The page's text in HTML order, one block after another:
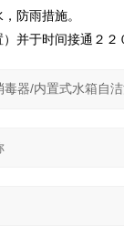
雨措施。
于时间接通２２０